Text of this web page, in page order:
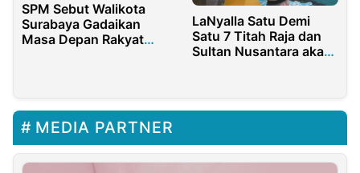
SPM Sebut Walikota
Surabaya Gadaikan
Masa Depan Rakyat
LaNyalla Satu Demi
Satu 7 Titah Raja dan
Sultan Nusantara akan
MEDIA PARTNER